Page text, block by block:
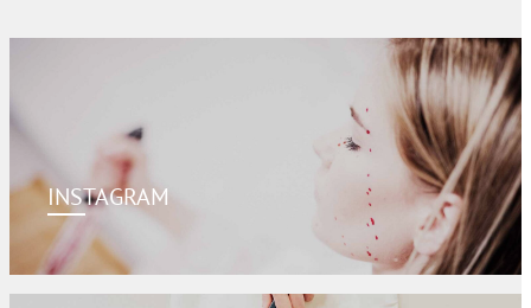
INSTAGRAM